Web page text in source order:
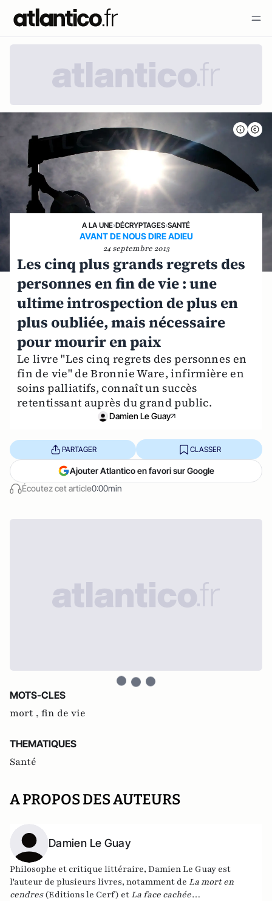
A LA UNE›DÉCRYPTAGES›SANTÉ
AVANT DE NOUS DIRE ADIEU
24 septembre 2013
Les cinq plus grands regrets des
personnes en fin de vie : une
ultime introspection de plus en
plus oubliée, mais nécessaire
pour mourir en paix
Le livre "Les cinq regrets des personnes en
fin de vie" de Bronnie Ware, infirmière en
soins palliatifs, connaît un succès
retentissant auprès du grand public.
Damien Le Guay
Écoutez cet article0:00min
PARTAGER CLASSER
Ajouter Atlantico en favori sur Google
MOTS-CLES
mort , fin de vie
THEMATIQUES
Santé
A PROPOS DES AUTEURS
Damien Le Guay
Philosophe et critique littéraire, Damien Le Guay est
l'auteur de plusieurs livres, notamment de La mort en
cendres(Editions le Cerf) et La face cachée